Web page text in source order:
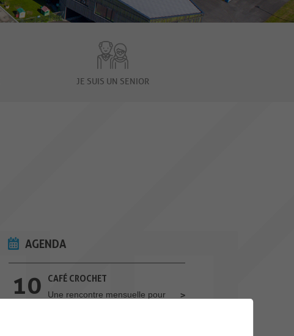
JE SUIS UN SENIOR
AGENDA
10 CAFÉ CROCHET
Une rencontre mensuelle pour